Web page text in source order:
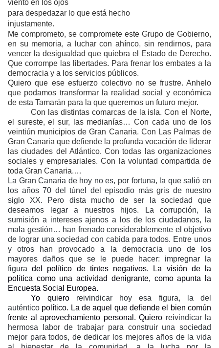
viento en los ojos
para despedazar lo que está hecho
injustamente.
Me comprometo, se compromete este Grupo de Gobierno,
en su memoria, a luchar con ahínco, sin rendirnos, para
vencer la desigualdad que quiebra el Estado de Derecho.
Que corrompe las libertades. Para frenar los embates a la
democracia y a los servicios públicos.
Quiero que ese esfuerzo colectivo no se frustre. Anhelo
que podamos transformar la realidad social y económica
de esta Tamarán para la que queremos un futuro mejor.
Con las distintas comarcas de la isla. Con el Norte,
el sureste, el sur, las medianías… Con cada uno de los
veintiún municipios de Gran Canaria. Con Las Palmas de
Gran Canaria que defiende la profunda vocación de liderar
las ciudades del Atlántico. Con todas las organizaciones
sociales y empresariales. Con la voluntad compartida de
toda Gran Canaria.…
La Gran Canaria de hoy no es, por fortuna, la que salió en
los años 70 del túnel del episodio más gris de nuestro
siglo XX. Pero dista mucho de ser la sociedad que
deseamos legar a nuestros hijos. La corrupción, la
sumisión a intereses ajenos a los de los ciudadanos, la
mala gestión… han frenado considerablemente el objetivo
de lograr una sociedad con cabida para todos. Entre unos
y otros han provocado a la democracia uno de los
mayores daños que se le puede hacer: impregnar la
figuradel político de tintes negativos. La visión de la
política como una actividad denigrante, como apunta la
Encuesta Social Europea.
Yo quieroreivindicar hoy esa figura, la del
auténtico político. La de aquel que defiende el bien común
frente al aprovechamiento personal. Quiero reivindicar la
hermosa labor de trabajar para construir una sociedad
mejor para todos, de dedicar los mejores años de la vida